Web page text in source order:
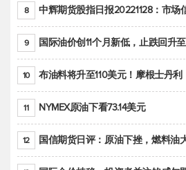
8 中辉期货股指日报20221128：市场
9 国际油价创11个月新低，止跌回升
10 布油料将升至110美元！摩根士丹利：
11 NYMEX原油下看73.14美元
12 国信期货日评：原油下挫，燃料油